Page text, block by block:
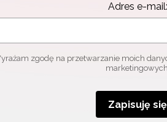
Adres e-mail:
zgodę na przetwarzanie moich
Zapisuję się